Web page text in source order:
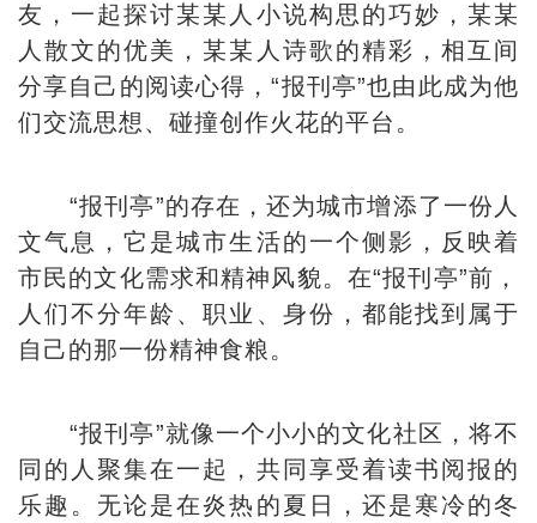
友，一起探讨某某人小说构思的巧妙，某某
人散文的优美，某某人诗歌的精彩，相互间
分享自己的阅读心得，“报刊亭”也由此成为他
们交流思想、碰撞创作火花的平台。
“报刊亭”的存在，还为城市增添了一份人
文气息，它是城市生活的一个侧影，反映着
市民的文化需求和精神风貌。在“报刊亭”前，
人们不分年龄、职业、身份，都能找到属于
自己的那一份精神食粮。
“报刊亭”就像一个小小的文化社区，将不
同的人聚集在一起，共同享受着读书阅报的
乐趣。无论是在炎热的夏日，还是寒冷的冬